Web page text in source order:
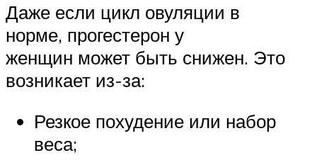
Даже если цикл овуляции в
норме, прогестерон у
женщин может быть снижен. Это
возникает из-за:
Резкое похудение или набор
веса;